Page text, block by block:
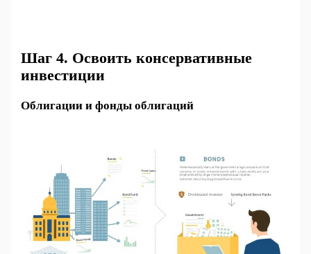
Шаг 4. Освоить консервативные
инвестиции
Облигации и фонды облигаций